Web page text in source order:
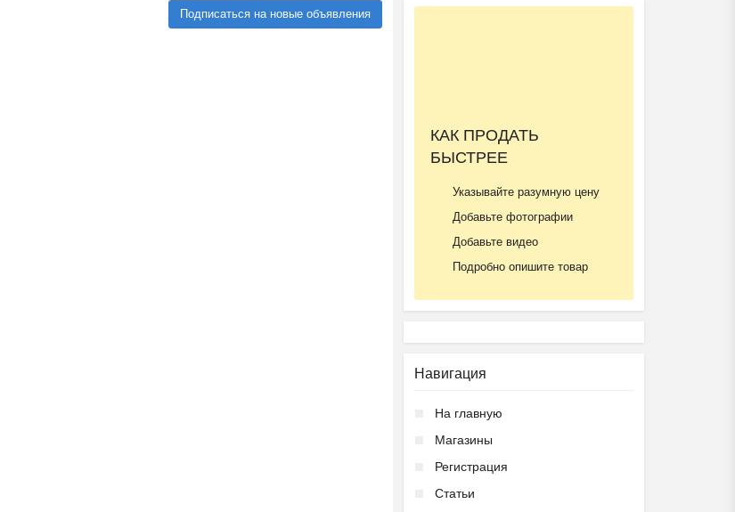
Подписаться на новые объявления
КАК ПРОДАТЬ
БЫСТРЕЕ
Указывайте разумную цену
Добавьте фотографии
Добавьте видео
Подробно опишите товар
Навигация
На главную
Магазины
Регистрация
Статьи